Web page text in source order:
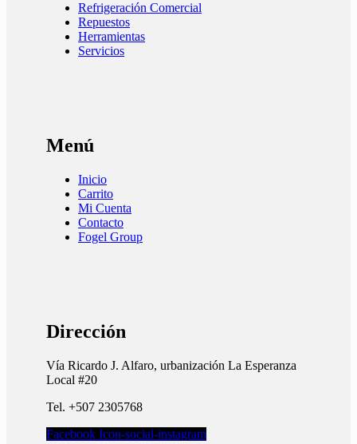
Refrigeración Comercial
Repuestos
Herramientas
Servicios
Menú
Inicio
Carrito
Mi Cuenta
Contacto
Fogel Group
Dirección
Vía Ricardo J. Alfaro, urbanización La Esperanza
Local #20
Tel. +507 2305768
Facebook Icon-social-instagram